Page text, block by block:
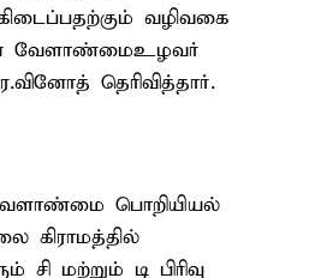
வழிவகை
வேளாண்மை–உழவர்
தெரிவித்தார்.
பொறியியல்
கிராமத்தில்
மற்றும் டி பிரிவு